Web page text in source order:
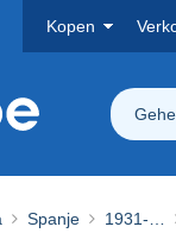
Kopen
Spanje 1931-…